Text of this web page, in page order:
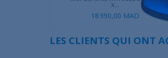
X...
18 990,00 MAD
LES CLIENTS QUI ONT